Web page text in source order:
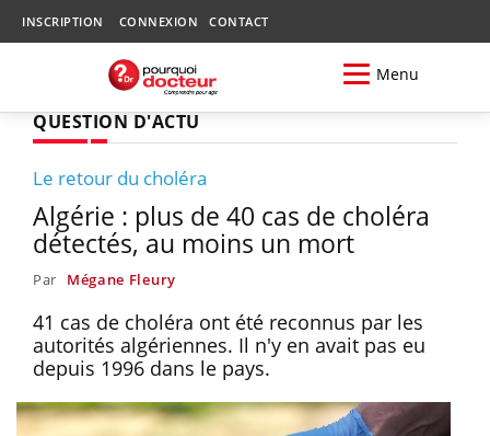
INSCRIPTION CONNEXION CONTACT
Menu
QUESTION D'ACTU
Le retour du choléra
Algérie : plus de 40 cas de choléra
détectés, au moins un mort
Par Mégane Fleury
41 cas de choléra ont été reconnus par les
autorités algériennes. Il n'y en avait pas eu
depuis 1996 dans le pays.